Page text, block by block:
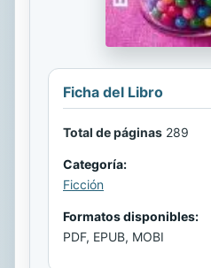
Ficha del Libro
Total de páginas 289
Categoría:
Ficción
Formatos disponibles:
PDF, EPUB, MOBI